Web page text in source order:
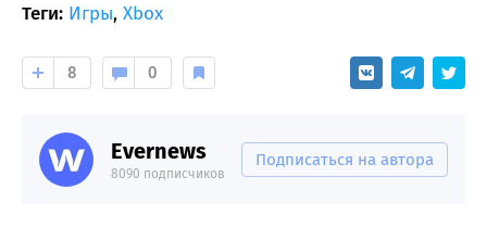
Теги: Игры, Xbox
8 0
Evernews
8090 подписчиков
Подписаться на автора